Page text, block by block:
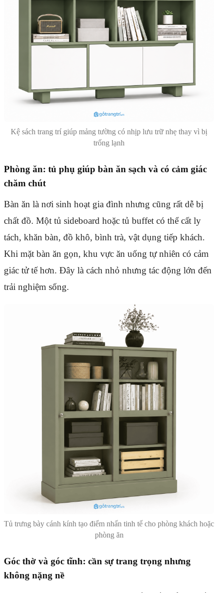
Kệ sách trang trí giúp mảng tường có nhịp lưu trữ nhẹ thay vì bị
trống lạnh
Phòng ăn: tủ phụ giúp bàn ăn sạch và có cảm giác
chăm chút
Bàn ăn là nơi sinh hoạt gia đình nhưng cũng rất dễ bị
chất đồ. Một tủ sideboard hoặc tủ buffet có thể cất ly
tách, khăn bàn, đồ khô, bình trà, vật dụng tiếp khách.
Khi mặt bàn ăn gọn, khu vực ăn uống tự nhiên có cảm
giác tử tế hơn. Đây là cách nhỏ nhưng tác động lớn đến
trải nghiệm sống.
Tủ trưng bày cánh kính tạo điểm nhấn tinh tế cho phòng khách hoặc
phòng ăn
Góc thờ và góc tĩnh: cần sự trang trọng nhưng
không nặng nề